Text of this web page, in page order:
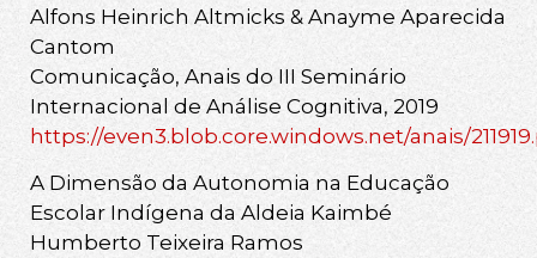
Alfons Heinrich Altmicks & Anayme Aparecida
Cantom
Comunicação, Anais do III Seminário
Internacional de Análise Cognitiva, 2019
https://even3.blob.core.windows.net/anais/
A Dimensão da Autonomia na Educação
Escolar Indígena da Aldeia Kaimbé
Humberto Teixeira Ramos